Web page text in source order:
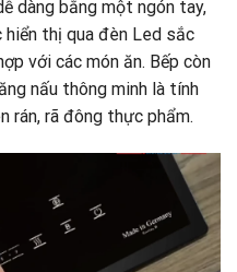
dàng bằng một ngón tay,
thị qua đèn Led sắc
với các món ăn. Bếp còn
nấu thông minh là tính
rán, rã đông thực phẩm.